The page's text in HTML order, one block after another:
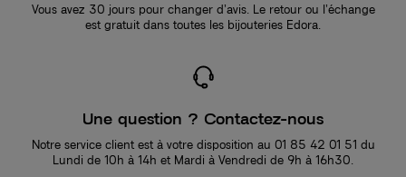
Vous avez 30 jours pour changer d’avis. Le retour ou l’échange
est gratuit dans toutes les bijouteries Edora.
Une question ? Contactez-nous
Notre service client est à votre disposition au 01 85 42 01 51 du
Lundi de 10h à 14h et Mardi à Vendredi de 9h à 16h30.